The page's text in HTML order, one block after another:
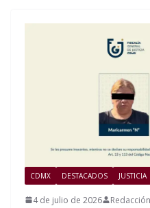
CDMX DESTACADOS JUSTICIA
4 de julio de 2026